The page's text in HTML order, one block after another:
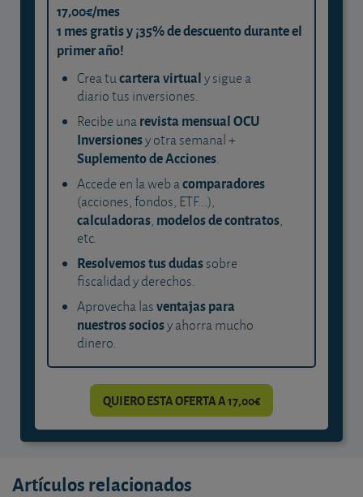
17,00€/mes
1 mes gratis y ¡35% de descuento durante el
primer año!
Crea tucartera virtualy sigue a
diario tus inversiones.
Recibe unarevista mensual OCU
Inversionesy otra semanal +
Suplemento de Acciones.
Accede en la web acomparadores
(acciones, fondos, ETF...),
calculadoras, modelos de contratos,
etc.
Resolvemos tus dudassobre
fiscalidad y derechos.
Aprovecha lasventajas para
nuestros sociosy ahorra mucho
dinero.
QUIERO ESTA OFERTA A 17,00€
Artículos relacionados